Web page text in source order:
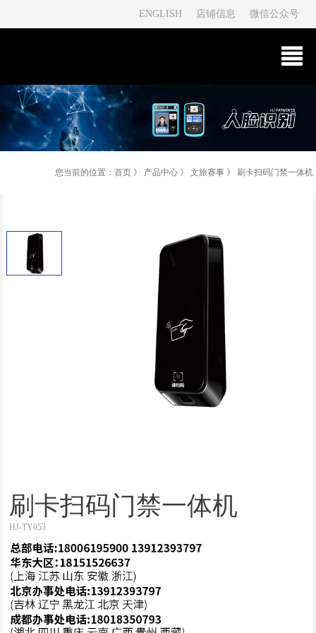
ENGLISH 店铺信息 微信公众号
您当前的位置： 首页》 产品中心》 文旅赛事》 刷卡扫码门禁一体机
刷卡扫码门禁一体机
HJ-TY053